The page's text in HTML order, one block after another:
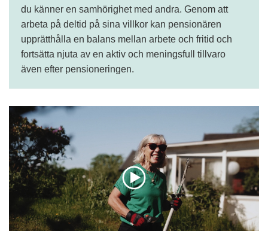
du känner en samhörighet med andra. Genom att
arbeta på deltid på sina villkor kan pensionären
upprätthålla en balans mellan arbete och fritid och
fortsätta njuta av en aktiv och meningsfull tillvaro
även efter pensioneringen.